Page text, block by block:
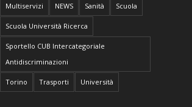
Multiservizi NEWS Sanità Scuola
Scuola Università Ricerca
Sportello CUB Intercategoriale
Antidiscriminazioni
Torino Trasporti Università